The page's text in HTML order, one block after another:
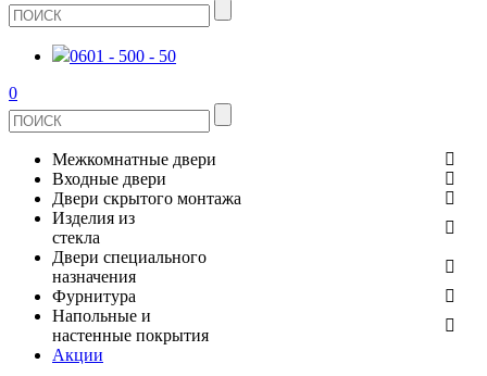
0601 - 500 - 50
0
Межкомнатные двери
ШПОНИРОВАНЫЕ
ЭКОШПОН
ИЗ МАССИВА СОСНЫ
Входные двери
МЕТАЛЛИЧЕСКИЕ ДВЕРИ
В КВАРТИРУ
ДЛЯ ДОМА
Двери скрытого монтажа
СТЕКЛЯННЫЕ
ЗЕРКАЛЬНЫЕ
Изделия из
стекла
ДВЕРИ
ДУШЕВЫЕ КАБИНЫ И ПЕРЕГОРОДКИ
ОГРАЖДЕНИЯ И СТУПЕНИ
Двери специального
назначения
ПРОТИВОПОЖАРНЫЕ
Фурнитура
ДВЕРНЫЕ РУЧКИ
Напольные и
настенные покрытия
Акции